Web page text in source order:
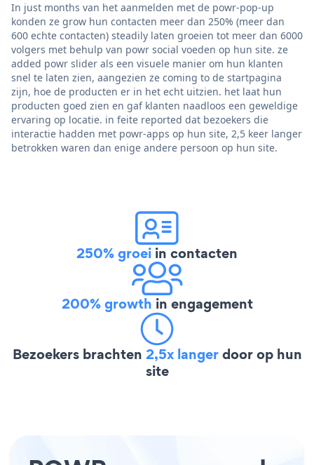
In just months van het aanmelden met de powr-pop-up
konden ze grow hun contacten meer dan 250% (meer dan
600 echte contacten) steadily laten groeien tot meer dan 6000
volgers met behulp van powr social voeden op hun site. ze
added powr slider als een visuele manier om hun klanten
snel te laten zien, aangezien ze coming to de startpagina
zijn, hoe de producten er in het echt uitzien. het laat hun
producten goed zien en gaf klanten naadloos een geweldige
ervaring op locatie. in feite reported dat bezoekers die
interactie hadden met powr-apps op hun site, 2,5 keer langer
betrokken waren dan enige andere persoon op hun site.
250% groei in contacten
200% growth in engagement
Bezoekers brachten 2,5x langerdoor op hun
site